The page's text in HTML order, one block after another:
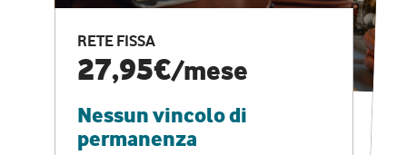
RETE FISSA
27,95€/mese
Nessun vincolo di
permanenza
CASA PRO
Internet veloce e
vantaggi speciali
RETE FISSA + VODAFONE CLUB
29,95€